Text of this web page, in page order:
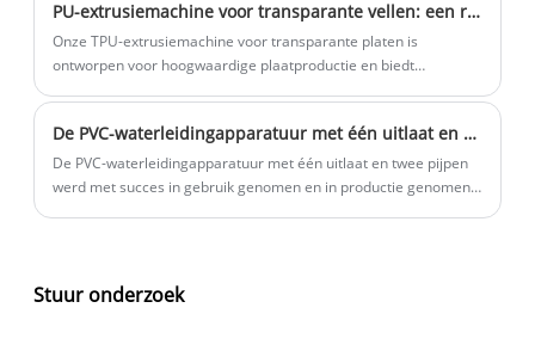
plaat-/velextruderapparatuur van ons bedrijf wordt verkocht aan
verschillende landen in de wereld. Wij verheugen ons op uw
langdurige samenwerking.
PU-extrusiemachine voor transparante vellen: een revolutie in de productie van hoogwaardige transparante vellen
Onze TPU-extrusiemachine voor transparante platen is
ontworpen voor hoogwaardige plaatproductie en biedt
productie op maat en is breed toepasbaar.
De PVC-waterleidingapparatuur met één uitlaat en twee pijpen werd met succes in gebruik genomen en in productie genomen in de fabriek van een klant.
De PVC-waterleidingapparatuur met één uitlaat en twee pijpen
werd met succes in gebruik genomen en in productie genomen
Stuur onderzoek